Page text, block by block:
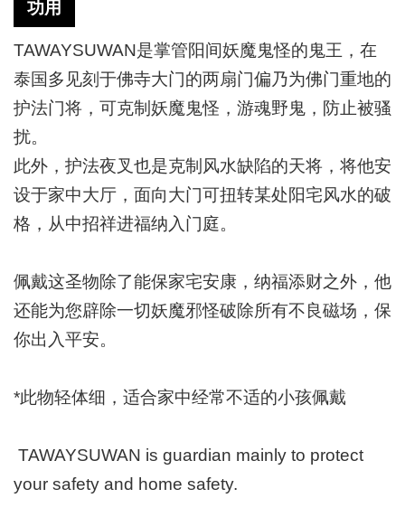
功用
TAWAYSUWAN是掌管阳间妖魔鬼怪的鬼王，在
泰国多见刻于佛寺大门的两扇门偏乃为佛门重地的
护法门将，可克制妖魔鬼怪，游魂野鬼，防止被骚
扰。
此外，护法夜叉也是克制风水缺陷的天将，将他安
设于家中大厅，面向大门可扭转某处阳宅风水的破
格，从中招祥进福纳入门庭。
佩戴这圣物除了能保家宅安康，纳福添财之外，他
还能为您辟除一切妖魔邪怪破除所有不良磁场，保
你出入平安。
*此物轻体细，适合家中经常不适的小孩佩戴
TAWAYSUWAN is guardian mainly to protect
your safety and home safety.